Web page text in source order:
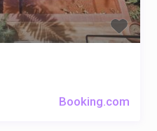
Booking.com